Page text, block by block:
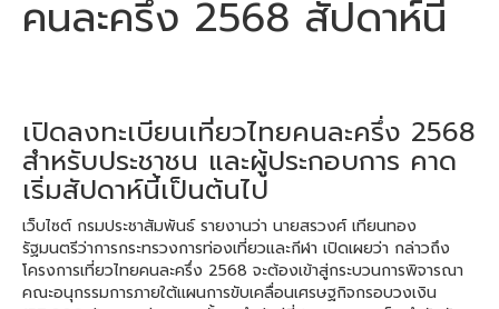
คนละครึ่ง 2568 สัปดาห์นี้
เปิดลงทะเบียนเที่ยวไทยคนละครึ่ง 2568
สำหรับประชาชน และผู้ประกอบการ คาด
เริ่มสัปดาห์นี้เป็นต้นไป
เว็บไซต์ กรมประชาสัมพันธ์ รายงานว่า นายสรวงศ์ เทียนทอง
รัฐมนตรีว่าการกระทรวงการท่องเที่ยวและกีฬา เปิดเผยว่า กล่าวถึง
โครงการเที่ยวไทยคนละครึ่ง 2568 จะต้องเข้าสู่กระบวนการพิจารณา
คณะอนุกรรมการภายใต้แผนการขับเคลื่อนเศรษฐกิจกรอบวงเงิน